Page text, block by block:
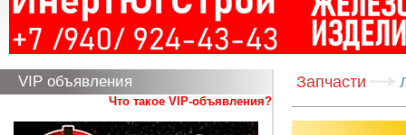
VIP объявления
Что такое VIP-объявления?
Запчасти